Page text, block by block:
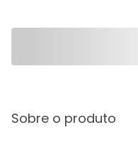
Sobre o produto